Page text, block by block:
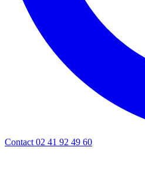
Contact 02 41 92 49 60